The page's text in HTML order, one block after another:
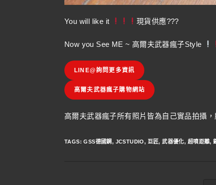
You will like it 現貨供應???
Now you See ME ~ 高爾夫武器瘋子Style
LINE@詢問更多資訊
高爾夫武器瘋子購物網站
高爾夫武器瘋子所有照片皆為自己實品拍攝
TAGS:GSS德國鋼, JCSTUDIO, 巨匠, 武器優化, 超噴距離,